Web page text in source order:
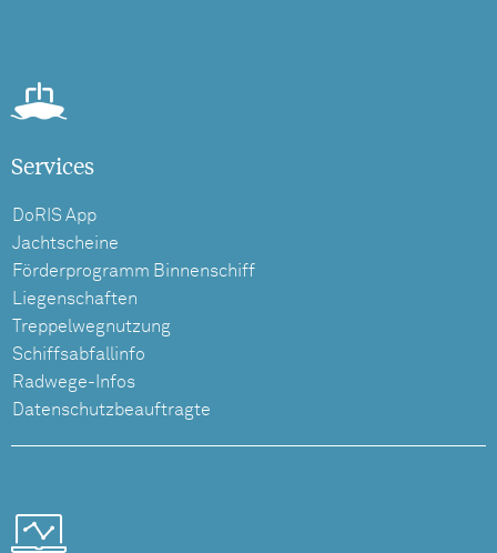
Services
DoRIS App
Jachtscheine
Förderprogramm Binnenschiff
Liegenschaften
Treppelwegnutzung
Schiffsabfallinfo
Radwege-Infos
Datenschutzbeauftragte